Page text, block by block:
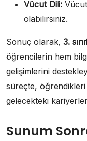
Vücut Dili:
olabilirsiniz.
Sonuç olarak, 3.
öğrencilerin hem
gelişimlerini
süreçte,
gelecekteki
Sunum